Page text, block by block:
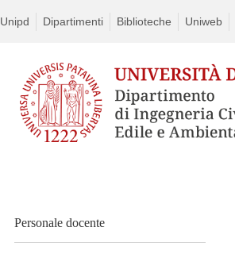
Unipd Dipartimenti Biblioteche Uniweb
Personale docente